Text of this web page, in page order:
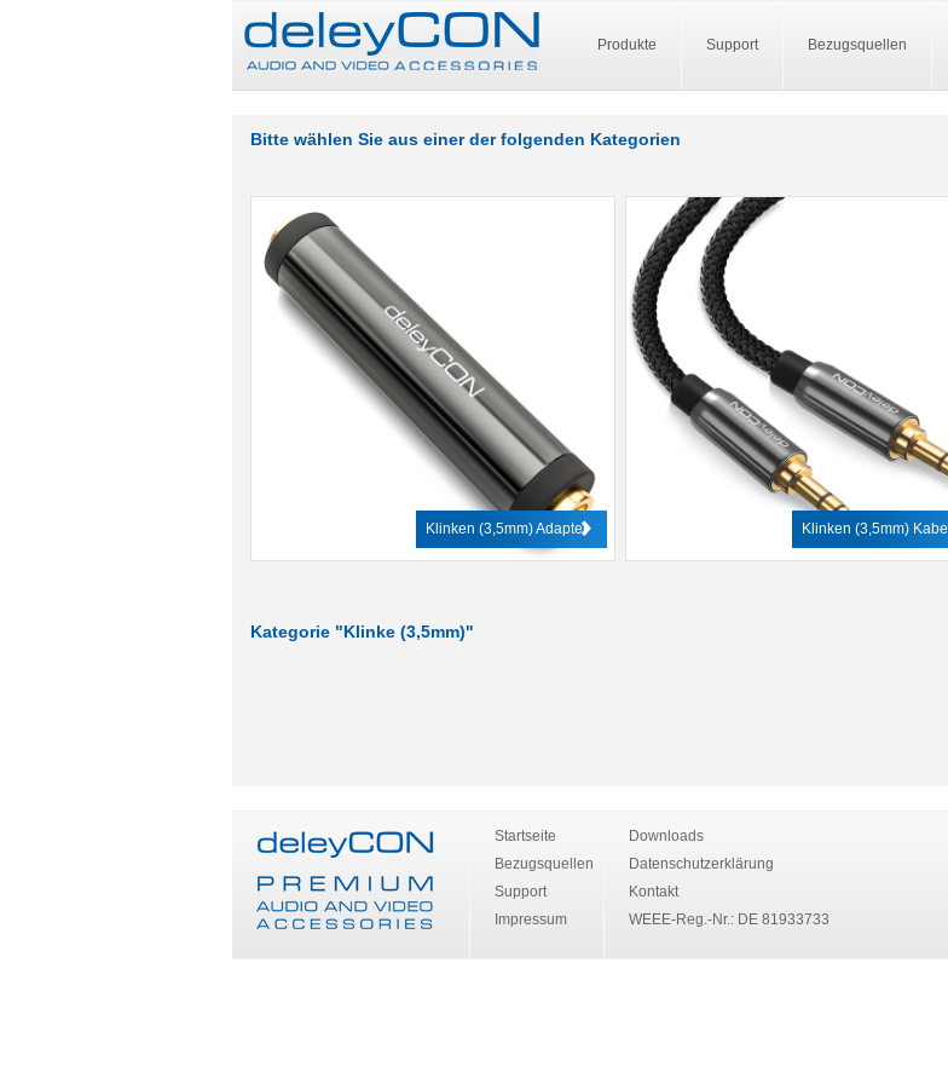
Produkte Support Bezugsquellen
Bitte wählen Sie aus einer der folgenden Kategorien
Klinken (3,5mm) Adapter Klinken (3,5mm) Kabel
Kategorie "Klinke (3,5mm)"
Startseite
Bezugsquellen
Support
Impressum
Downloads
Datenschutzerklärung
Kontakt
WEEE-Reg.-Nr.: DE 81933733